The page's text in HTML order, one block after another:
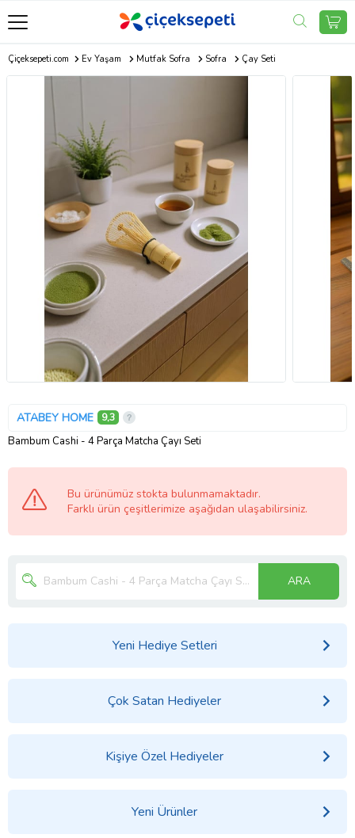
Çiçeksepeti.com Ev Yaşam Mutfak Sofra Sofra Çay Seti
ATABEY HOME 9,3
Bambum Cashi - 4 Parça Matcha Çayı Seti
Bu ürünümüz stokta bulunmamaktadır.
Farklı ürün çeşitlerimize aşağıdan ulaşabilirsiniz.
ARA
Yeni Hediye Setleri
Çok Satan Hediyeler
Kişiye Özel Hediyeler
Yeni Ürünler